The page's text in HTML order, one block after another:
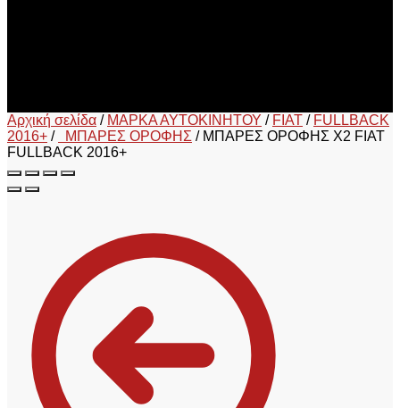
Αρχική σελίδα / ΜΑΡΚΑ ΑΥΤΟΚΙΝΗΤΟΥ / FIAT / FULLBACK
2016+ / ΜΠΑΡΕΣ ΟΡΟΦΗΣ / ΜΠΑΡΕΣ ΟΡΟΦΗΣ X2 FIAT
FULLBACK 2016+